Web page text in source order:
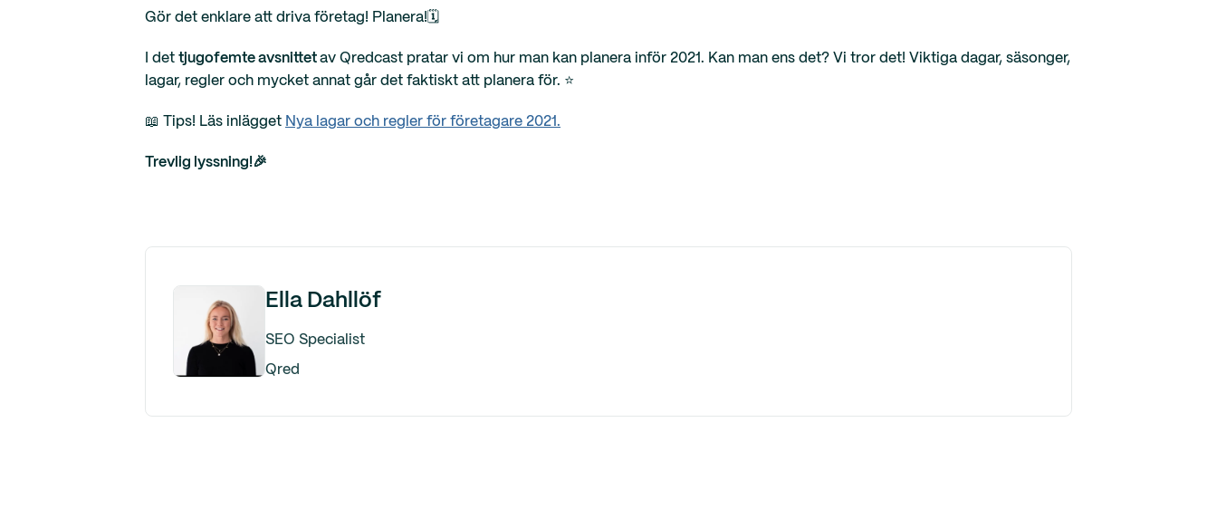
Gör det enklare att driva företag! Planera!🗓
I det tjugofemte avsnittet av Qredcast pratar vi om hur man kan planera inför 2021. Kan man ens det? Vi tror det! Viktiga dagar, säsonger,
lagar, regler och mycket annat går det faktiskt att planera för. ⭐️
📖 Tips! Läs inlägget Nya lagar och regler för företagare 2021.
Trevlig lyssning!🎉
Ella Dahllöf
SEO Specialist
Qred